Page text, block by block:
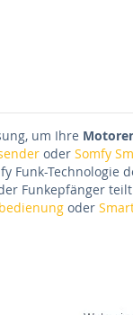
um Ihre
oder Somfy
Funk-Technologie
Funkepfänger
oder